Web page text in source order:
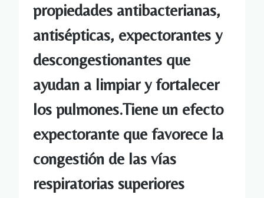
propiedades antibacterianas,
antisépticas, expectorantes y
descongestionantes que
ayudan a limpiar y fortalecer
los pulmones.Tiene un efecto
expectorante que favorece la
congestión de las vías
respiratorias superiores